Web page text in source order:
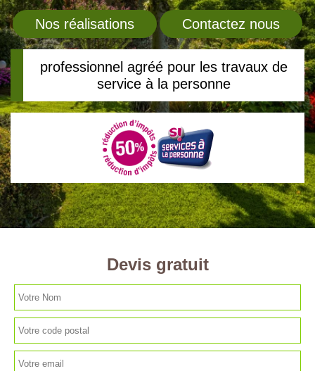
Nos réalisations Contactez nous
professionnel agréé pour les travaux de
service à la personne
Devis gratuit